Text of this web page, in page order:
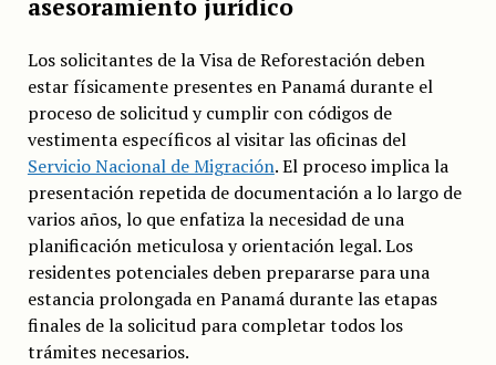
asesoramiento jurídico
Los solicitantes de la Visa de Reforestación deben
estar físicamente presentes en Panamá durante el
proceso de solicitud y cumplir con códigos de
vestimenta específicos al visitar las oficinas del
Servicio Nacional de Migración. El proceso implica la
presentación repetida de documentación a lo largo de
varios años, lo que enfatiza la necesidad de una
planificación meticulosa y orientación legal. Los
residentes potenciales deben prepararse para una
estancia prolongada en Panamá durante las etapas
finales de la solicitud para completar todos los
trámites necesarios.